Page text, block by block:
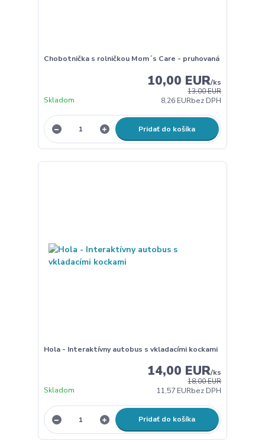
Chobotnička s rolničkou Mom´s Care - pruhovaná
13,00 EUR
10,00 EUR/ks
8,26 EURbez DPH
Skladom
Pridať do košíka
Hola - Interaktívny autobus s vkladacími kockami
18,00 EUR
14,00 EUR/ks
11,57 EURbez DPH
Skladom
Pridať do košíka